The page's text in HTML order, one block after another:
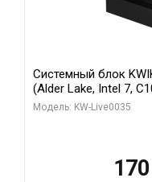
Системный блок
(Alder Lake, Intel 7,
Sinotex GTX1650 4GB
Модель: KW-Live0035